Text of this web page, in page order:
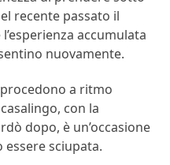
recente passato il
accumulata
nuovamente.
a ritmo
con la
dopo, è un’occasione
sciupata.